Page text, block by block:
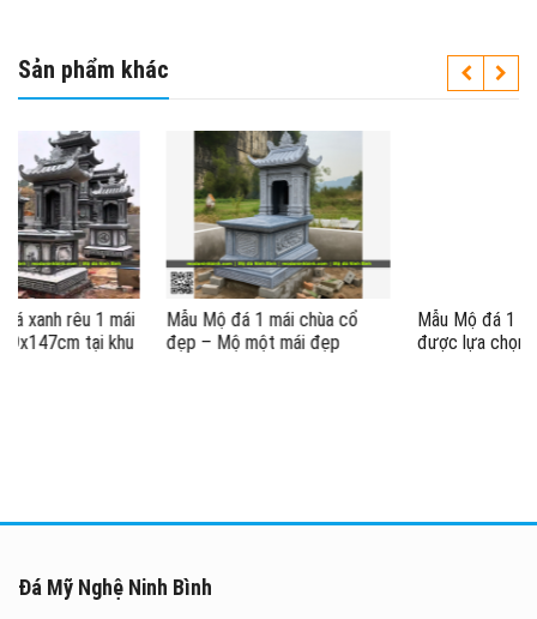
Sản phẩm khác
Mẫu Mộ đá 1 mái chùa cổ
đẹp – Mộ một mái đẹp
Mẫu Mộ đá 1 mái đá xanh rêu,
được lựa chọn nhiều khi
Đá Mỹ Nghệ Ninh Bình